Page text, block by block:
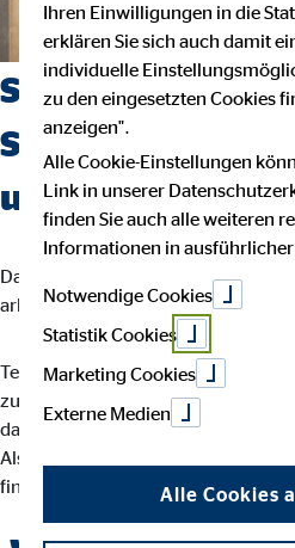
Suchst du einen
Sicherheit,
und Flexibilität
Dann bist du bei uns richtig. Wir
arbeitet, wenn man seinem eigenen
Teamarbeit und intensiver
zu besten Ergebnissen. Dein
da jede Kundin und jeder Kunde
Als OVB-Berater*in unterstützt du
finanziellen Entscheidungen und
Ihren Einwilligungen in die
erklären Sie sich auch damit
individuelle
zu den eingesetzten Cookies
anzeigen".
Alle Cookie-Einstellungen
Link in unserer
finden Sie auch alle weiteren
Informationen in
Notwendige Cookies
Statistik Cookies
Marketing Cookies
Externe Medien
Alle Cookies